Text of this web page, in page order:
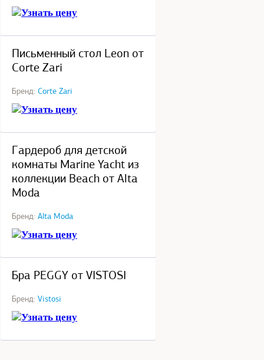
Узнать цену
Письменный стол Leon от
Corte Zari
Бренд: Corte Zari
Узнать цену
Гардероб для детской
комнаты Marine Yacht из
коллекции Beach от Alta
Moda
Бренд: Alta Moda
Узнать цену
Бра PEGGY от VISTOSI
Бренд: Vistosi
Узнать цену